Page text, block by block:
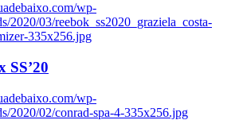
wp-
2020/03/reebok_ss2020_graziela_costa-
335x256.jpg
SS’20
wp-
2020/02/conrad-spa-4-335x256.jpg